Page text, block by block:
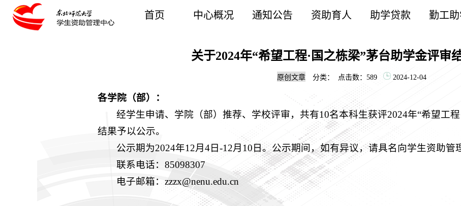
首页 中心概况 通知公告 资助育人 助学贷款 勤工
关于2024年“希望工程·国之栋梁”茅台助学金评审
原创文章 分类： 点击数： 589 2024-12-04
各学院（部）：
经学生申请、学院（部）推荐、学校评审，共有10名本科生获评2024年“希望工
结果予以公示。
公示期为2024年12月4日-12月10日。公示期间，如有异议，请具名向学生资助管
联系电话：85098307
电子邮箱：zzzx@nenu.edu.cn